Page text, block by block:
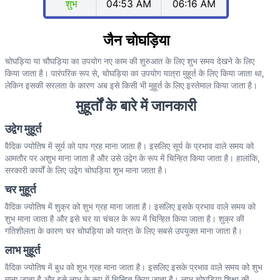
शुभ 04:53 AM 06:16 AM
जैन चोघड़िया
चोघड़िया या चौघड़िया का उपयोग नए काम की शुरुआत के लिए शुभ समय देखने के लिए
किया जाता है। पारंपरिक रूप से, चोघड़िया का उपयोग यात्रा मुहूर्त के लिए किया जाता था,
लेकिन इसकी सरलता के कारण अब इसे किसी भी मुहूर्त के लिए इस्तेमाल किया जाता है।
मुहूर्तों के बारे में जानकारी
उद्वेग मुहूर्त
वैदिक ज्योतिष में सूर्य को पाप ग्रह माना जाता है। इसलिए सूर्य के प्रभाव वाले समय को
आमतौर पर अशुभ माना जाता है और उसे उद्वेग के रूप में चिन्हित किया जाता है। हालांकि,
सरकारी कार्यों के लिए उद्वेग चोघड़िया शुभ माना जाता है।
चर मुहूर्त
वैदिक ज्योतिष में शुक्र को शुभ ग्रह माना जाता है। इसलिए इसके प्रभाव वाले समय को
शुभ माना जाता है और इसे चर या चंचल के रूप में चिन्हित किया जाता है। शुक्र की
गतिशीलता के कारण चर चोघड़िया को यात्रा के लिए सबसे उपयुक्त माना जाता है।
लाभ मुहूर्त
वैदिक ज्योतिष में बुध को शुभ ग्रह माना जाता है। इसलिए इसके प्रभाव वाले समय को शुभ